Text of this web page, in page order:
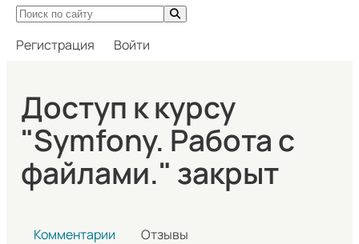
Регистрация Войти
Доступ к курсу
"Symfony. Работа с
файлами." закрыт
Комментарии Отзывы